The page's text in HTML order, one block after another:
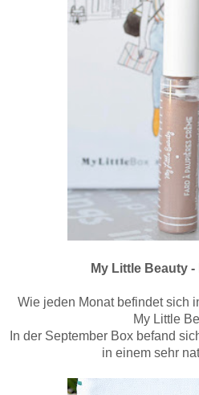
My Little Beauty
Wie jeden Monat befindet sich
My Little
In der September Box befand
in einem sehr